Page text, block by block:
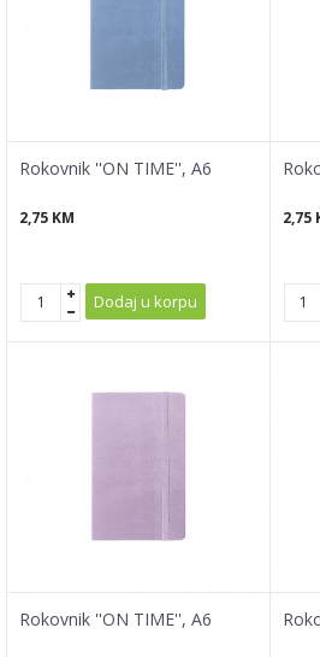
Rokovnik ''ON TIME'', A6
2,75 KM
Dodaj u korpu
2,75
Rokovnik ''ON TIME'', A6